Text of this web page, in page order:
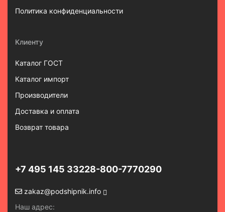
Политика конфиденциальности
Клиенту
Каталог ГОСТ
Каталог импорт
Производители
Доставка и оплата
Возврат товара
+7 495 145 33228-800-7770290
zakaz@podshipnik.info
Наш адрес: